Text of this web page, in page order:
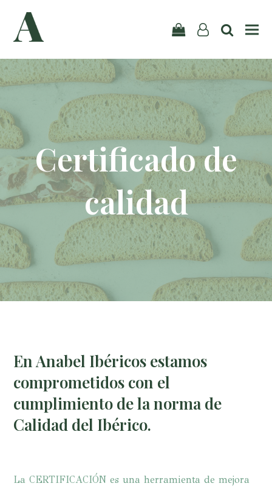
Carritouser-
o
search
Certificado de
calidad
En Anabel Ibéricos estamos
comprometidos con el
cumplimiento de la norma de
Calidad del Ibérico.
La CERTIFICACIÓN es una herramienta de mejora